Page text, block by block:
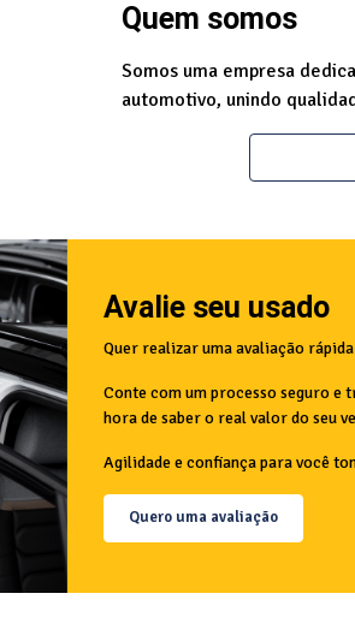
Quem somos
Somos uma empresa
automotivo, unindo
Avalie seu usado
Quer realizar uma avaliação
Conte com um processo seguro e
hora de saber o real valor do seu
Agilidade e confiança para você
Quero uma avaliação